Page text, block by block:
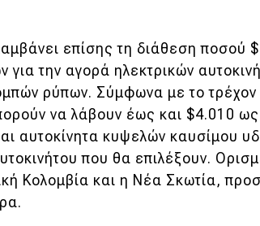
επίσης τη διάθεση ποσού
για την αγορά ηλεκτρικών
ρύπων. Σύμφωνα με το
να λάβουν έως και $4.010 ως
αυτοκίνητα κυψελών καυσίμου
που θα επιλέξουν.
Κολομβία και η Νέα Σκωτία,